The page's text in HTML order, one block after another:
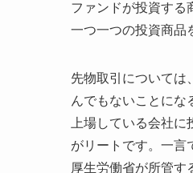
ファンドが投資する
一つ一つの投資商品
先物取引については
んでもないことにな
上場している会社
がリートです。一言
厚生労働省が所管す